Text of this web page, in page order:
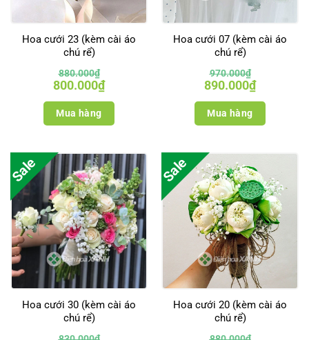
Hoa cưới 23 (kèm cài áo
chú rể)
880.000₫
Giá
gốc
là:
880.000₫.
800.000₫Giá
hiện
tại
Mua hàng
Hoa cưới 07 (kèm cài áo
chú rể)
970.000₫
Giá
gốc
là:
970.000₫.
890.000₫Giá
hiện
tại
Mua hàng
Sale
Hoa cưới 30 (kèm cài áo
chú rể)
Sale
Hoa cưới 20 (kèm cài áo
chú rể)